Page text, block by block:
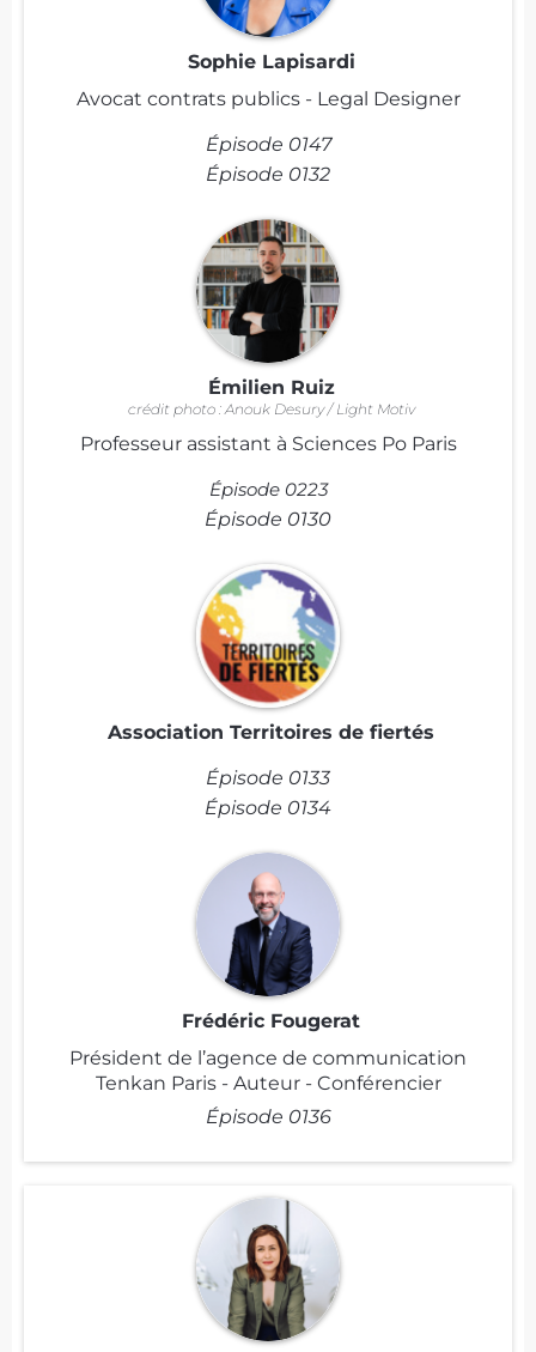
Sophie Lapisardi
Avocat contrats publics - Legal Designer
Épisode 0147
Épisode 0132
Émilien Ruiz
crédit photo : Anouk Desury / Light Motiv
Professeur assistant à Sciences Po Paris
Épisode 0223
Épisode 0130
Association Territoires de fiertés
Épisode 0133
Épisode 0134
Frédéric Fougerat
Président de l’agence de communication
Tenkan Paris - Auteur - Conférencier
Épisode 0136